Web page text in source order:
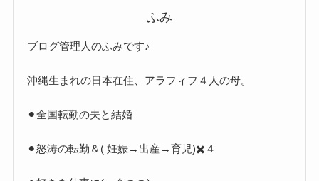
ふみ
ブログ管理人のふみです♪
沖縄生まれの日本在住、アラフィフ４人の母。
⚫︎全国転勤の夫と結婚
⚫︎怒涛の転勤＆( 妊娠→出産→育児)✖️４